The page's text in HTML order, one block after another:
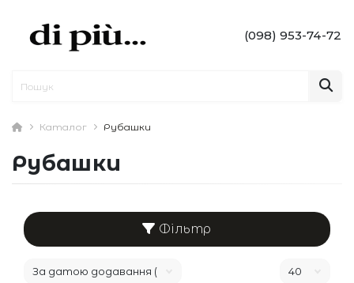
(098) 953-74-72
Каталог Рубашки
Рубашки
Фільтр